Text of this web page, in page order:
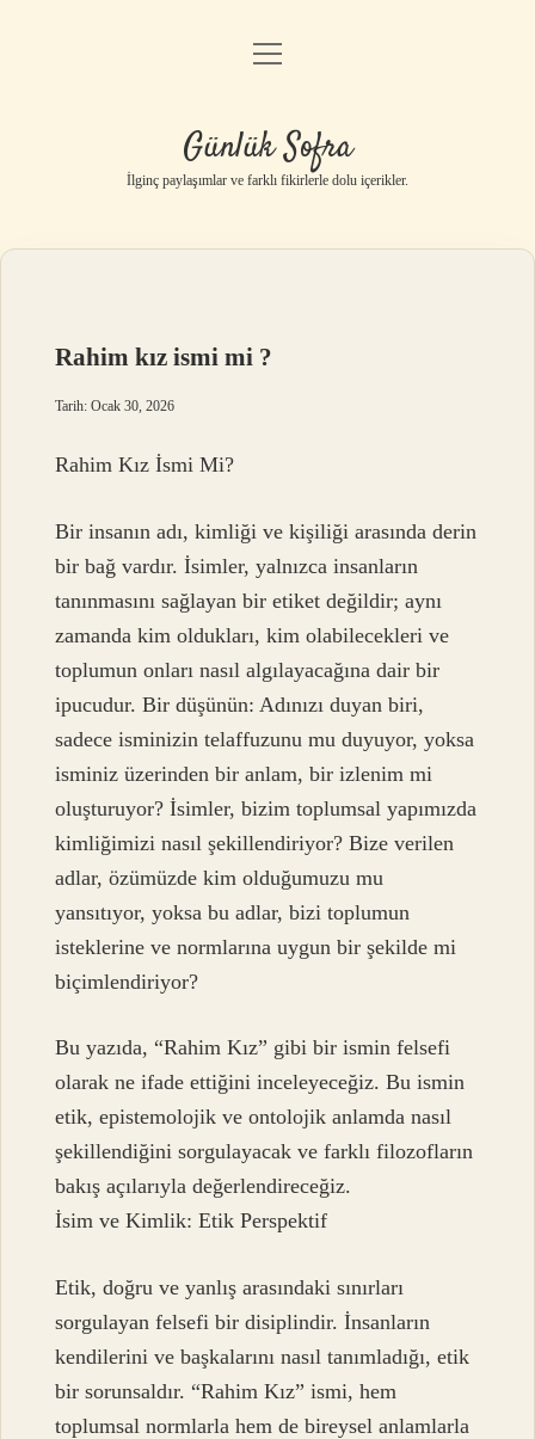
Anasayfa
Yasal Uyarı
menüyü
Günlük Sofra
İlginç paylaşımlar ve farklı fikirlerle dolu içerikler.
Rahim kız ismi mi ?
Tarih: Ocak 30, 2026
Rahim Kız İsmi Mi?
Bir insanın adı, kimliği ve kişiliği arasında derin
bir bağ vardır. İsimler, yalnızca insanların
tanınmasını sağlayan bir etiket değildir; aynı
zamanda kim oldukları, kim olabilecekleri ve
toplumun onları nasıl algılayacağına dair bir
ipucudur. Bir düşünün: Adınızı duyan biri,
sadece isminizin telaffuzunu mu duyuyor, yoksa
isminiz üzerinden bir anlam, bir izlenim mi
oluşturuyor? İsimler, bizim toplumsal yapımızda
kimliğimizi nasıl şekillendiriyor? Bize verilen
adlar, özümüzde kim olduğumuzu mu
yansıtıyor, yoksa bu adlar, bizi toplumun
isteklerine ve normlarına uygun bir şekilde mi
biçimlendiriyor?
Bu yazıda, “Rahim Kız” gibi bir ismin felsefi
olarak ne ifade ettiğini inceleyeceğiz. Bu ismin
etik, epistemolojik ve ontolojik anlamda nasıl
şekillendiğini sorgulayacak ve farklı filozofların
bakış açılarıyla değerlendireceğiz.
İsim ve Kimlik: Etik Perspektif
Etik, doğru ve yanlış arasındaki sınırları
sorgulayan felsefi bir disiplindir. İnsanların
kendilerini ve başkalarını nasıl tanımladığı, etik
bir sorunsaldır. “Rahim Kız” ismi, hem
toplumsal normlarla hem de bireysel anlamlarla